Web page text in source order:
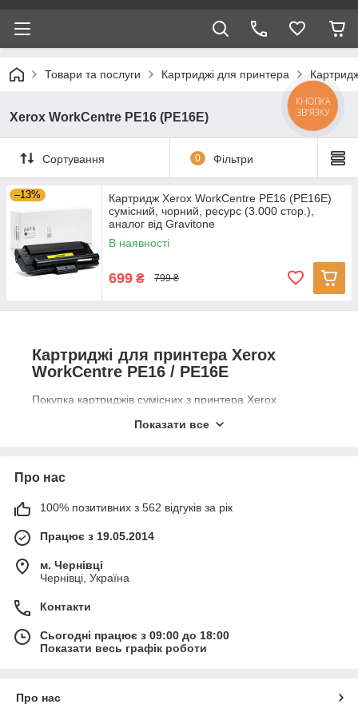
Товари та послуги Картриджі для принтера
Xerox WorkCentre PE16 (PE16E)
Сортування 0 Фільтри
–13%
Картридж Xerox WorkCentre PE16 (PE16E)
сумісний, чорний, ресурс (3.000 стор.),
аналог від Gravitone
В наявності
699 ₴ 799 ₴
Картриджі для принтера Xerox
WorkCentre PE16 / PE16E
Покупка картриджів сумісних з принтера Xerox
це дуже легко і просто! Підбір необхідного витратного
Зручні способи оплати та доставки. Гарантійне
Доктор Тонер комфортними. Купуйте з задоволенням!
Показати все
Про нас
100% позитивних з 562 відгуків за рік
Працює з 19.05.2014
м. Чернівці
Чернівці, Україна
Контакти
Сьогодні працює з 09:00 до 18:00
Показати весь графік роботи
Про нас
КНОПКА
ЗВ'ЯЗКУ